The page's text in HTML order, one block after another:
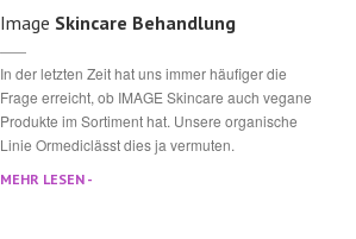
Image Skincare Behandlung
In der letzten Zeit hat uns immer häufiger die
Frage erreicht, ob IMAGE Skincare auch vegane
Produkte im Sortiment hat. Unsere organische
Linie Ormediclässt dies ja vermuten.
MEHR LESEN -